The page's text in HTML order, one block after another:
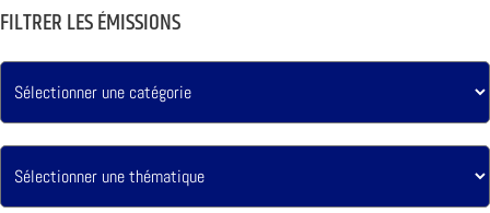
FILTRER LES ÉMISSIONS